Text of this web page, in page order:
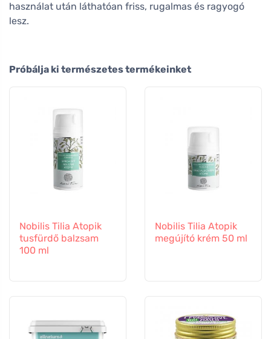
használat után láthatóan friss, rugalmas és ragyogó
lesz.
Próbálja ki természetes termékeinket
Nobilis Tilia Atopik
tusfürdő balzsam
100 ml
Nobilis Tilia Atopik
megújító krém 50 ml